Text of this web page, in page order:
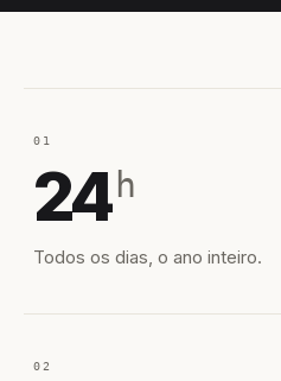
01
24 h
Todos os dias, o ano inteiro.
02